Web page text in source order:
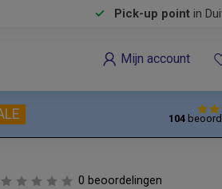
Pick-up pointin
Mijn account
104
0 beoordelingen